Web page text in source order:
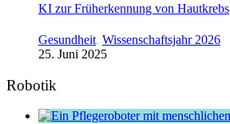
KI zur Früherkennung von Hautkrebs
Gesundheit, Wissenschaftsjahr 2026
25. Juni 2025
Robotik